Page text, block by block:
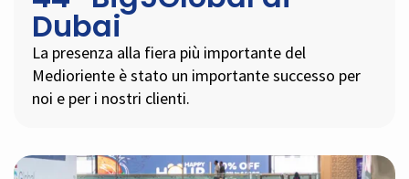
Dubai
La presenza alla fiera più importante del
Medioriente è stato un importante successo per
noi e per i nostri clienti.